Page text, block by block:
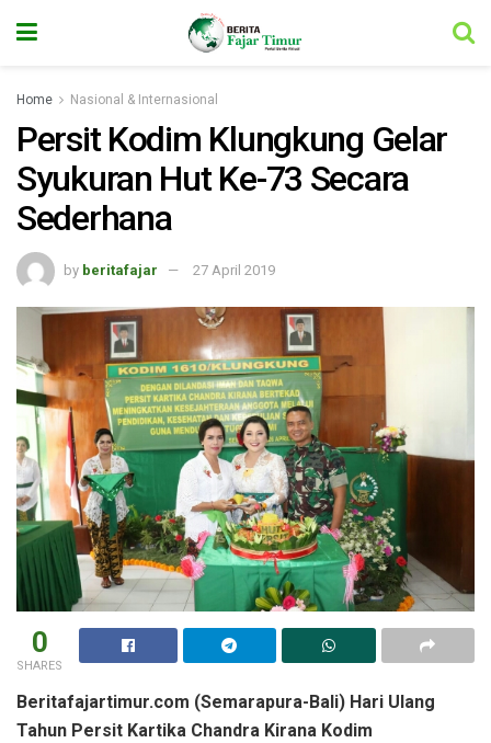
Home Nasional & Internasional
Persit Kodim Klungkung Gelar
Syukuran Hut Ke-73 Secara
Sederhana
by beritafajar 27 April 2019
0
SHARES
Beritafajartimur.com (Semarapura-Bali) Hari Ulang
Tahun Persit Kartika Chandra Kirana Kodim